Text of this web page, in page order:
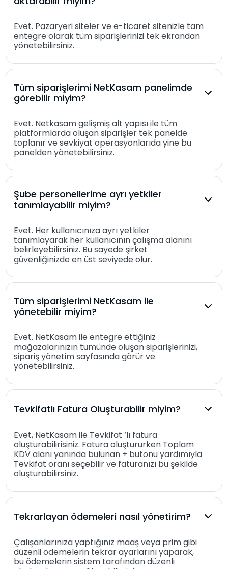
Evet. Pazaryeri siteler ve e-ticaret sitenizle tam
entegre olarak tüm siparişlerinizi tek ekrandan
yönetebilirsiniz.
Tüm siparişlerimi NetKasam panelimde
görebilir miyim?
Evet. Netkasam gelişmiş alt yapısı ile tüm
platformlarda oluşan siparişler tek panelde
toplanır ve sevkiyat operasyonlarıda yine bu
panelden yönetebilirsiniz.
Şube personellerime ayrı yetkiler
tanımlayabilir miyim?
Evet. Her kullanıcınıza ayrı yetkiler
tanımlayarak her kullanıcının çalışma alanını
belirleyebilirsiniz. Bu sayede şirket
güvenliğinizde en üst seviyede olur.
Tüm siparişlerimi NetKasam ile
yönetebilir miyim?
Evet. NetKasam ile entegre ettiğiniz
mağazalarınızın tümünde oluşan siparişlerinizi,
sipariş yönetim sayfasında görür ve
yönetebilirsiniz.
Tevkifatlı Fatura Oluşturabilir miyim?
Evet, NetKasam ile Tevkifat ‘lı fatura
oluşturabilirisiniz. Fatura oluştururken Toplam
KDV alanı yanında bulunan + butonu yardımıyla
Tevkifat oranı seçebilir ve faturanızı bu şekilde
oluşturabilirsiniz.
Tekrarlayan ödemeleri nasıl yönetirim?
Çalışanlarınıza yaptığınız maaş veya prim gibi
düzenli ödemelerin tekrar ayarlarını yaparak,
bu ödemelerin sistem tarafından düzenli